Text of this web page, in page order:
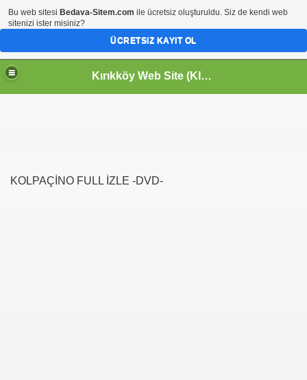
Kırıkköy Web Site (KIRIKKÖY-KİRİKKOY) HOŞGELDİNİZ
KOLPAÇİNO FULL İZLE -DVD-
Bu web sitesi Bedava-Sitem.com ile ücretsiz oluşturuldu. Siz de kendi web
sitenizi ister misiniz?
ÜCRETSIZ KAYIT OL